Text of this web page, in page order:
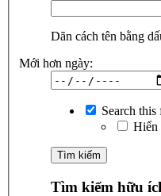
Dãn cách tên bằng
Mới hơn ngày:
Search
Hiển
Tìm kiếm hữu